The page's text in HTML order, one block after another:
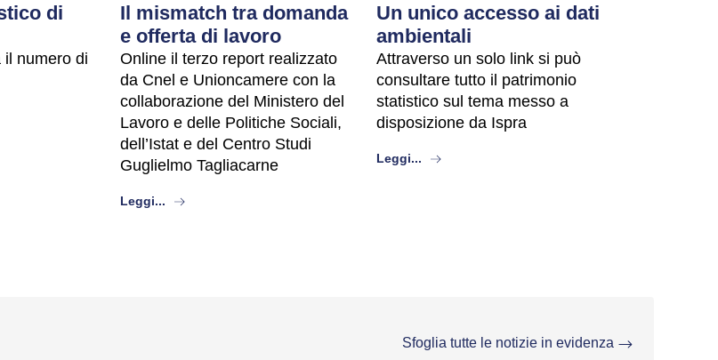
di
il numero di
Il mismatch tra domanda
e offerta di lavoro
Online il terzo report realizzato
da Cnel e Unioncamere con la
collaborazione del Ministero del
Lavoro e delle Politiche Sociali,
dell’Istat e del Centro Studi
Guglielmo Tagliacarne
Leggi... about
Un unico accesso ai dati
ambientali
Attraverso un solo link si può
consultare tutto il patrimonio
statistico sul tema messo a
disposizione da Ispra
Leggi... about
Sfoglia tutte le notizie in evidenza